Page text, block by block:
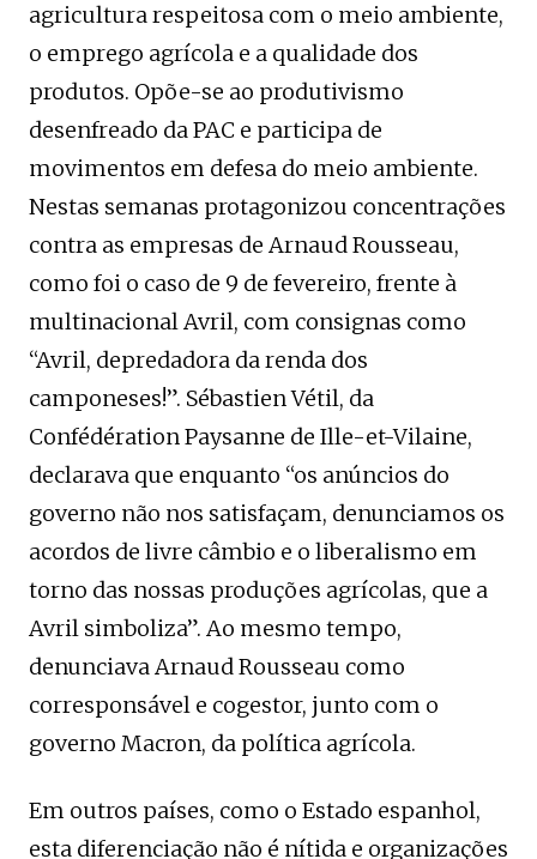
agricultura respeitosa com o meio ambiente,
o emprego agrícola e a qualidade dos
produtos. Opõe-se ao produtivismo
desenfreado da PAC e participa de
movimentos em defesa do meio ambiente.
Nestas semanas protagonizou concentrações
contra as empresas de Arnaud Rousseau,
como foi o caso de 9 de fevereiro, frente à
multinacional Avril, com consignas como
“Avril, depredadora da renda dos
camponeses!”. Sébastien Vétil, da
Confédération Paysanne de Ille-et-Vilaine,
declarava que enquanto “os anúncios do
governo não nos satisfaçam, denunciamos os
acordos de livre câmbio e o liberalismo em
torno das nossas produções agrícolas, que a
Avril simboliza”. Ao mesmo tempo,
denunciava Arnaud Rousseau como
corresponsável e cogestor, junto com o
governo Macron, da política agrícola.
Em outros países, como o Estado espanhol,
esta diferenciação não é nítida e organizações